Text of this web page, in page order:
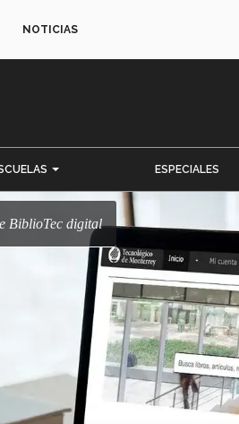
NOTICIAS
ESPECIALES
BiblioTec digital